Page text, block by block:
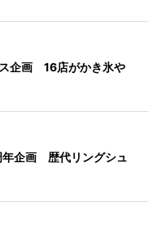
企画 16店がかき氷や
年企画 歴代リングシュ